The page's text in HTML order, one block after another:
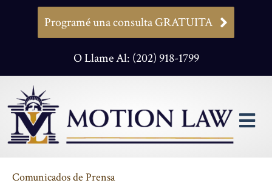
Programé una consulta GRATUITA
O Llame Al: (202) 918-1799
Comunicados de Prensa